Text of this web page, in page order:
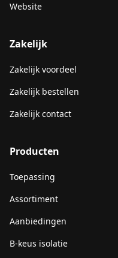
Website
Zakelijk
Zakelijk voordeel
Zakelijk bestellen
Zakelijk contact
Producten
Toepassing
Assortiment
Aanbiedingen
B-keus isolatie